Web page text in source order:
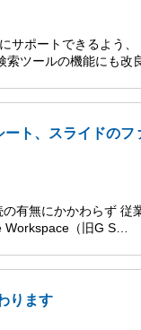
サポートできるよう
索ツールの機能にも改
ト、スライドのフ
有無にかかわらず 従
（旧G S…
ります